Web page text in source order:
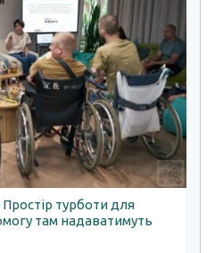
турботи для
там надаватимуть